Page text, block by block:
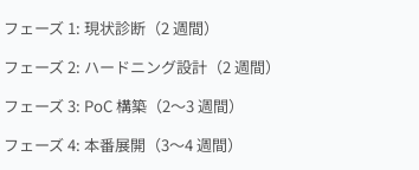
フェーズ 1: 現状診断（2 週間）
フェーズ 2: ハードニング設計（2 週間）
フェーズ 3: PoC 構築（2〜3 週間）
フェーズ 4: 本番展開（3〜4 週間）